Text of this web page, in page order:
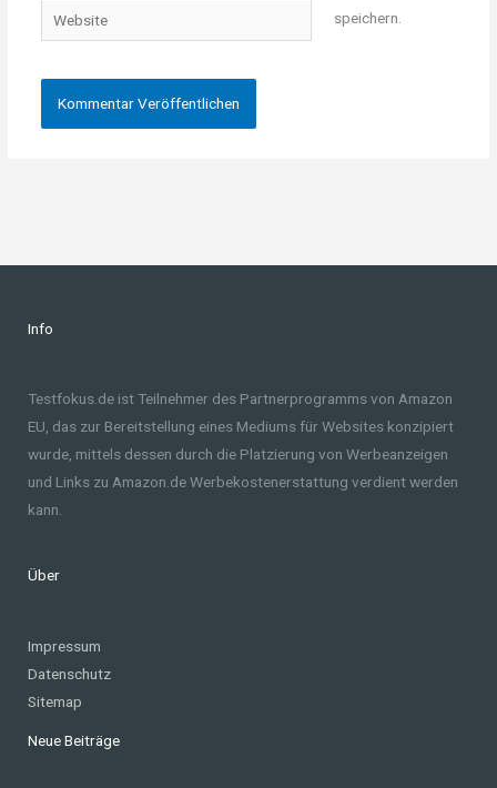
Website
speichern.
Info
Testfokus.de ist Teilnehmer des Partnerprogramms von Amazon
EU, das zur Bereitstellung eines Mediums für Websites konzipiert
wurde, mittels dessen durch die Platzierung von Werbeanzeigen
und Links zu Amazon.de Werbekostenerstattung verdient werden
kann.
Über
Impressum
Datenschutz
Sitemap
Neue Beiträge